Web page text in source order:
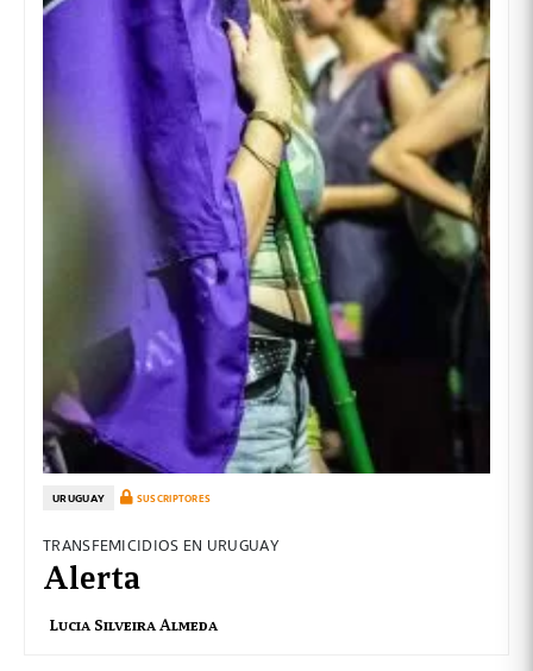
URUGUAY SUSCRIPTORES
TRANSFEMICIDIOS EN URUGUAY
Alerta
Lucia Silveira Almeda